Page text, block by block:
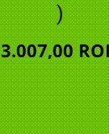
)
3.007,00